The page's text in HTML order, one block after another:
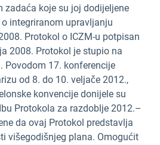
zadaća koje su joj dodijeljene
integriranom upravljanju
Protokol o ICZM-u potpisan
2008. Protokol je stupio na
Povodom 17. konferencije
od 8. do 10. veljače 2012.,
konvencije donijele su
Protokola za razdoblje 2012.–
da ovaj Protokol predstavlja
višegodišnjeg plana. Omogućit